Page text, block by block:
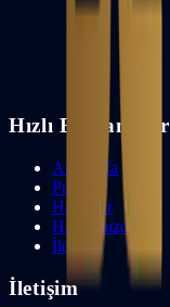
Hızlı Bağlantılar
Anasayfa
Projeler
Haberler
Hakkımızda
İletişim
İletişim